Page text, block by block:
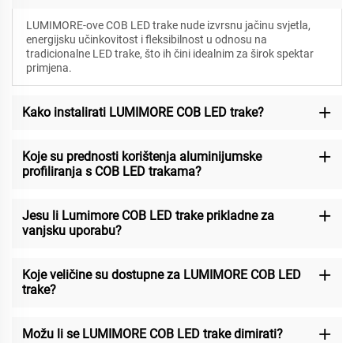
LUMIMORE-ove COB LED trake nude izvrsnu jačinu svjetla,
energijsku učinkovitost i fleksibilnost u odnosu na
tradicionalne LED trake, što ih čini idealnim za širok spektar
primjena.
Kako instalirati LUMIMORE COB LED trake?
Koje su prednosti korištenja aluminijumske
profiliranja s COB LED trakama?
Jesu li Lumimore COB LED trake prikladne za
vanjsku uporabu?
Koje veličine su dostupne za LUMIMORE COB LED
trake?
Možu li se LUMIMORE COB LED trake dimirati?